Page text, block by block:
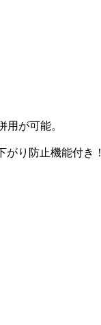
が可能。
り防止機能付き！